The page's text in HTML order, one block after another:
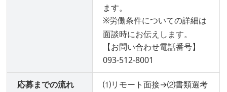
ます。
※労働条件についての詳細は
面談時にお伝えします。
【お問い合わせ電話番号】
093-512-8001
応募までの流れ
⑴リモート面接→⑵書類選考